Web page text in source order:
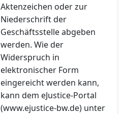
Aktenzeichen oder zur
Niederschrift der
Geschäftsstelle abgeben
werden. Wie der
Widerspruch in
elektronischer Form
eingereicht werden kann,
kann dem eJustice-Portal
(www.ejustice-bw.de) unter